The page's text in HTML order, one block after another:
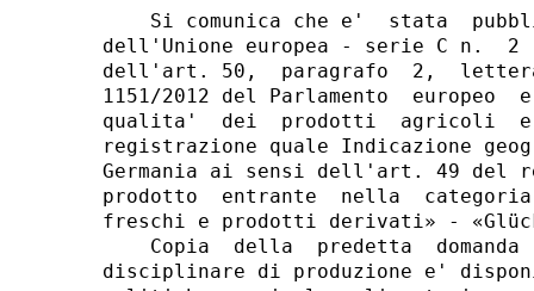
Si comunica che e'  stata
dell'Unione europea - serie C n.  2
dell'art. 50,  paragrafo  2,
1151/2012 del Parlamento
qualita'  dei  prodotti  agricoli  e
registrazione quale Indicazione
Germania ai sensi dell'art. 49 del
prodotto  entrante  nella
freschi e prodotti derivati» -
Copia  della  predetta  domanda
disciplinare di produzione e'